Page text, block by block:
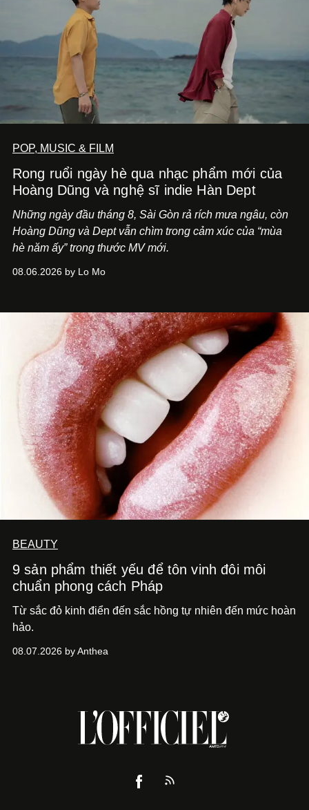
POP, MUSIC & FILM
Rong ruổi ngày hè qua nhạc phẩm mới của
Hoàng Dũng và nghệ sĩ indie Hàn Dept
Những ngày đầu tháng 8, Sài Gòn rả rích mưa ngâu, còn
Hoàng Dũng và Dept vẫn chìm trong cảm xúc của “mùa
hè năm ấy” trong thước MV mới.
08.06.2026 by Lo Mo
BEAUTY
9 sản phẩm thiết yếu để tôn vinh đôi môi
chuẩn phong cách Pháp
Từ sắc đỏ kinh điển đến sắc hồng tự nhiên đến mức hoàn
hảo.
08.07.2026 by Anthea